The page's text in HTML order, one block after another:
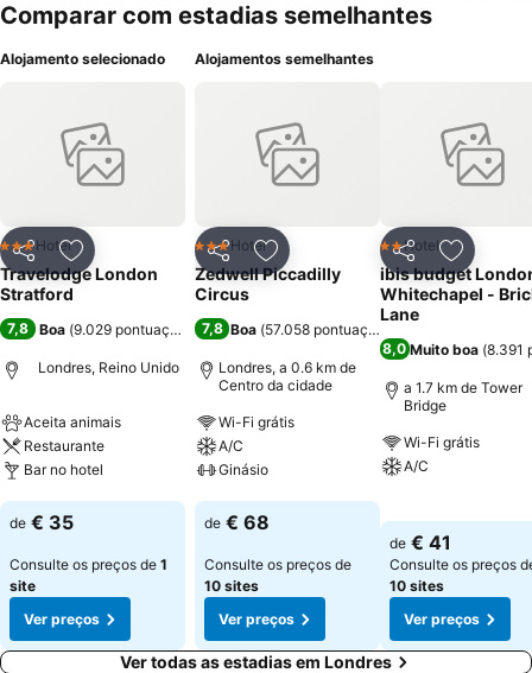
Comparar com estadias semelhantes
Alojamento selecionado
PartilharAdicionar aos favoritos
3 Estrelas
Hotel
Travelodge London
Stratford
7,8 Boa (9.029 pontuações )
Londres, Reino Unido
Aceita animais
Restaurante
Bar no hotel
Ver preços
de € 35
Consulte os preços de 1
site
Ver preços
Alojamentos semelhantes
PartilharAdicionar aos favoritos
3 Estrelas
Hotel
Zedwell Piccadilly
Circus
7,8 Boa (57.058 pontuações
Londres, a 0.6 km de
Centro da cidade
Wi-Fi grátis
A/C
Ginásio
Ver preços
de € 68
Consulte os preços de
10 sites
Ver preços
Partilhar
2 Estrelas
Hotel
ibis budget
Whitechapel -
Lane
8,0 Muito boa (8.391
a 1.7 km de Tower
Bridge
Wi-Fi grátis
A/C
Ver preços
de € 41
Consulte os preços
10 sites
Ver preços
Ver todas as estadias em Londres